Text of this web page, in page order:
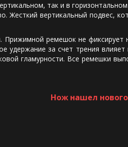
так и в горизонтальном
Жесткий вертикальный подвес,
ремешок не фиксирует
удержание за счет трения
гламурности. Все ремешки
Нож нашел